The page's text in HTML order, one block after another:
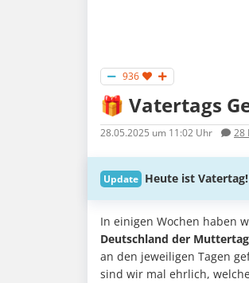
936
🎁 Vatertags
28.05.2025 um 11:02 Uhr 28
Heute ist
In einigen Wochen haben
Deutschland der Muttertag
an den jeweiligen Tagen
sind wir mal ehrlich,